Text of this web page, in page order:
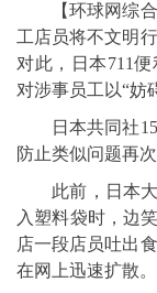
【环球网综合
工店员将不文明
对此，日本711
对涉事员工以“妨
日本共同社15
防止类似问题再次
此前，日本大
入塑料袋时，边
店一段店员吐出
在网上迅速扩散。